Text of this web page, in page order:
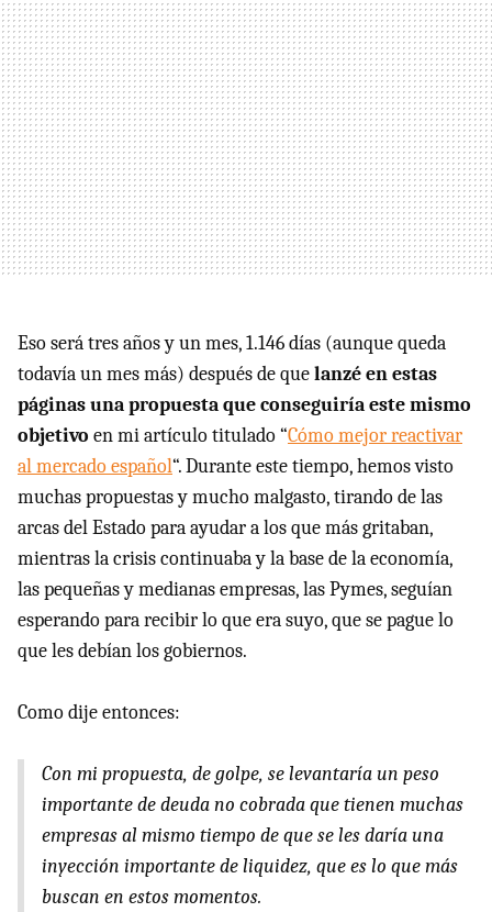
Eso será tres años y un mes, 1.146 días (aunque queda
todavía un mes más) después de quelanzé en estas
páginas una propuesta que conseguiría este mismo
objetivo en mi artículo titulado “Cómo mejor reactivar
al mercado español“. Durante este tiempo, hemos visto
muchas propuestas y mucho malgasto, tirando de las
arcas del Estado para ayudar a los que más gritaban,
mientras la crisis continuaba y la base de la economía,
las pequeñas y medianas empresas, las Pymes, seguían
esperando para recibir lo que era suyo, que se pague lo
que les debían los gobiernos.
Como dije entonces:
Con mi propuesta, de golpe, se levantaría un peso
importante de deuda no cobrada que tienen muchas
empresas al mismo tiempo de que se les daría una
inyección importante de liquidez, que es lo que más
buscan en estos momentos.